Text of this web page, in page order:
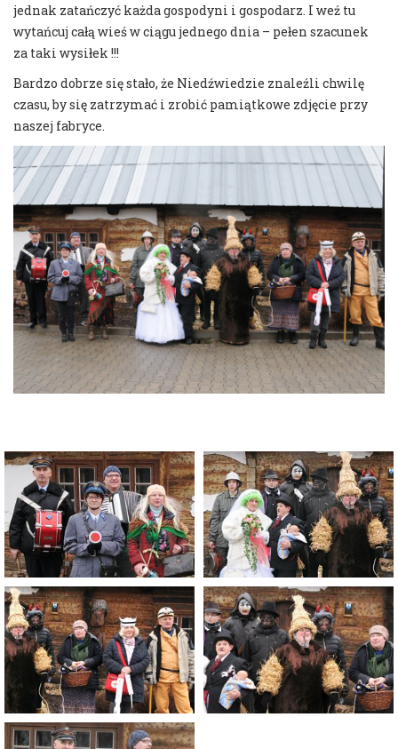
jednak zatańczyć każda gospodyni i gospodarz. I weź tu
wytańcuj całą wieś w ciągu jednego dnia – pełen szacunek
za taki wysiłek !!!
Bardzo dobrze się stało, że Niedźwiedzie znaleźli chwilę
czasu, by się zatrzymać i zrobić pamiątkowe zdjęcie przy
naszej fabryce.